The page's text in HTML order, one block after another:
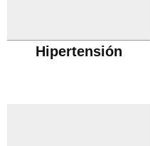
Hipertensión